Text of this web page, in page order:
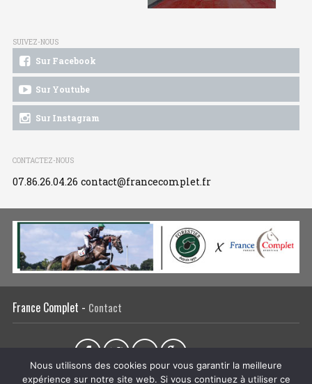
SUIVEZ-NOUS
Sur Facebook
Sur Youtube
Sur Instagram
CONTACTEZ-NOUS
07.86.26.04.26 contact@francecomplet.fr
France Complet - Contact
Nous utilisons des cookies pour vous garantir la meilleure
expérience sur notre site web. Si vous continuez à utiliser ce